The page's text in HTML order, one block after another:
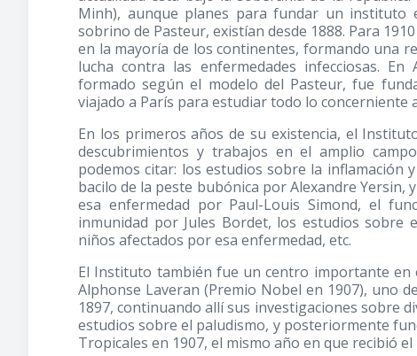
Minh), aunque planes para fundar un instituto
sobrino de Pasteur, existían desde 1888. Para
en la mayoría de los continentes, formando una
lucha contra las enfermedades infecciosas.
formado según el modelo del Pasteur, fue
viajado a París para estudiar todo lo concerniente
En los primeros años de su existencia, el
descubrimientos y trabajos en el amplio
podemos citar: los estudios sobre la inflamación
bacilo de la peste bubónica por Alexandre
esa enfermedad por Paul-Louis Simond, el
inmunidad por Jules Bordet, los estudios sobre
niños afectados por esa enfermedad, etc.
El Instituto también fue un centro importante en
Alphonse Laveran (Premio Nobel en 1907), uno
1897, continuando allí sus investigaciones sobre
estudios sobre el paludismo, y posteriormente
Tropicales en 1907, el mismo año en que recibió